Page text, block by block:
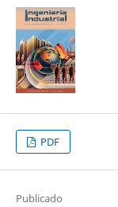
PDF
Publicado